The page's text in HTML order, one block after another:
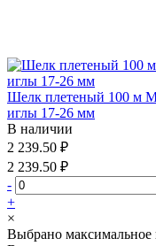
Шелк плетеный 100 м
иглы 17-26 мм
В наличии
2 239.50 ₽
2 239.50 ₽
-
+
×
Выбрано максимальное